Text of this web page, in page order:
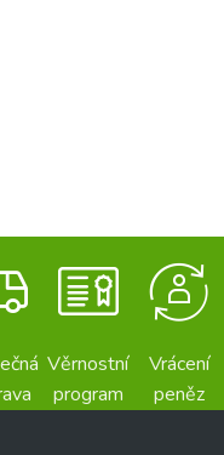
Věrnostní
program
Vrácení
peněz